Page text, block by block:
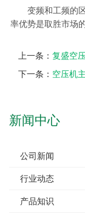
变频和工频的区
率优势是取胜市场
上一条： 复盛空
下一条： 空压机
新闻中心
公司新闻
行业动态
产品知识